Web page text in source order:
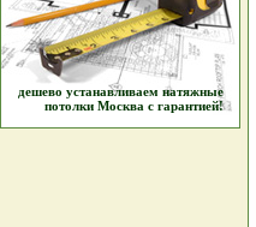
дешево устанавливаем натяжные
потолки Москва с гарантией!